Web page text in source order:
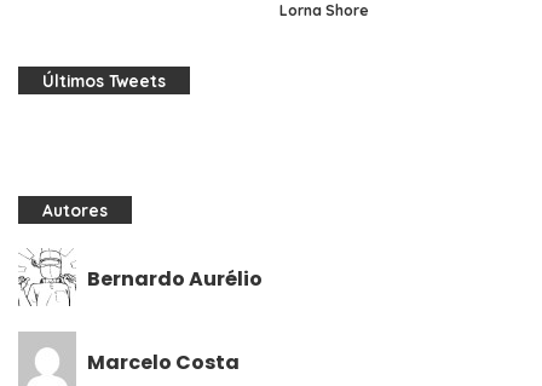
Lorna Shore
Últimos Tweets
Autores
Bernardo Aurélio
Marcelo Costa